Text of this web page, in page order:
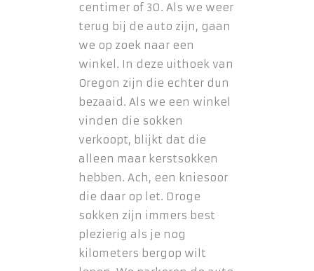
centimer of 30. Als we weer
terug bij de auto zijn, gaan
we op zoek naar een
winkel. In deze uithoek van
Oregon zijn die echter dun
bezaaid. Als we een winkel
vinden die sokken
verkoopt, blijkt dat die
alleen maar kerstsokken
hebben. Ach, een kniesoor
die daar op let. Droge
sokken zijn immers best
plezierig als je nog
kilometers bergop wilt